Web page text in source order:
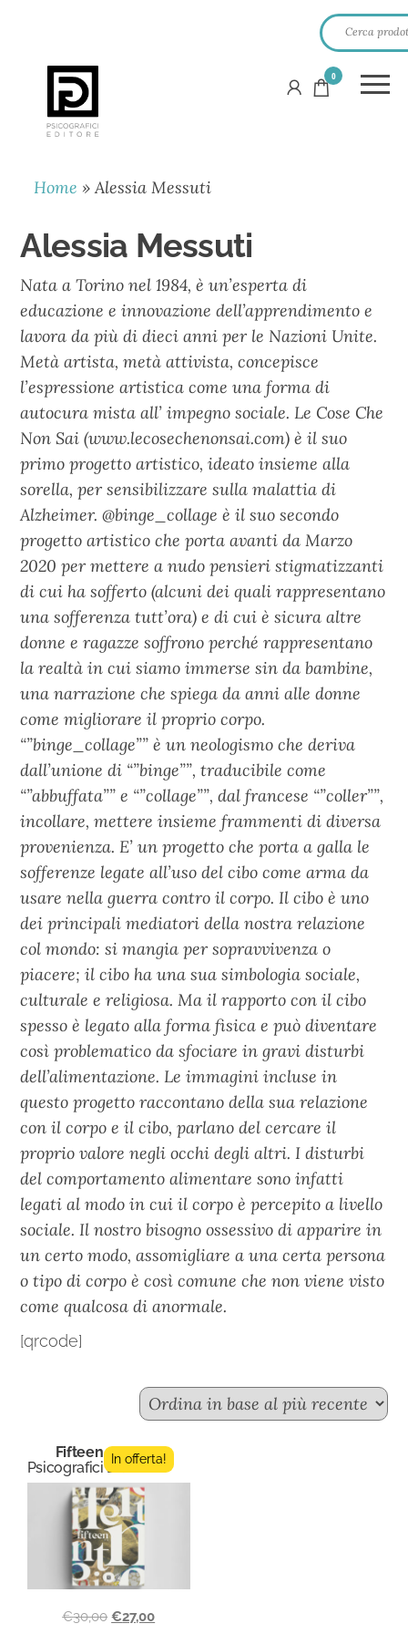
PSICOGRAFICI
EDITORE
0
Home »Alessia Messuti
Alessia Messuti
Nata a Torino nel 1984, è un’esperta di
educazione e innovazione dell’apprendimento e
lavora da più di dieci anni per le Nazioni Unite.
Metà artista, metà attivista, concepisce
l’espressione artistica come una forma di
autocura mista all’ impegno sociale. Le Cose Che
Non Sai (www.lecosechenonsai.com) è il suo
primo progetto artistico, ideato insieme alla
sorella, per sensibilizzare sulla malattia di
Alzheimer. @binge_collage è il suo secondo
progetto artistico che porta avanti da Marzo
2020 per mettere a nudo pensieri stigmatizzanti
di cui ha sofferto (alcuni dei quali rappresentano
una sofferenza tutt’ora) e di cui è sicura altre
donne e ragazze soffrono perché rappresentano
la realtà in cui siamo immerse sin da bambine,
una narrazione che spiega da anni alle donne
come migliorare il proprio corpo.
“”binge_collage”” è un neologismo che deriva
dall’unione di “”binge””, traducibile come
“”abbuffata”” e “”collage””, dal francese “”coller””,
incollare, mettere insieme frammenti di diversa
provenienza. E’ un progetto che porta a galla le
sofferenze legate all’uso del cibo come arma da
usare nella guerra contro il corpo. Il cibo è uno
dei principali mediatori della nostra relazione
col mondo: si mangia per sopravvivenza o
piacere; il cibo ha una sua simbologia sociale,
culturale e religiosa. Ma il rapporto con il cibo
spesso è legato alla forma fisica e può diventare
così problematico da sfociare in gravi disturbi
dell’alimentazione. Le immagini incluse in
questo progetto raccontano della sua relazione
con il corpo e il cibo, parlano del cercare il
proprio valore negli occhi degli altri. I disturbi
del comportamento alimentare sono infatti
legati al modo in cui il corpo è percepito a livello
sociale. Il nostro bisogno ossessivo di apparire in
un certo modo, assomigliare a una certa persona
o tipo di corpo è così comune che non viene visto
come qualcosa di anormale.
[qrcode]
Fifteen n.3
Psicografici Editore
In offerta!
€30,00 €27,00